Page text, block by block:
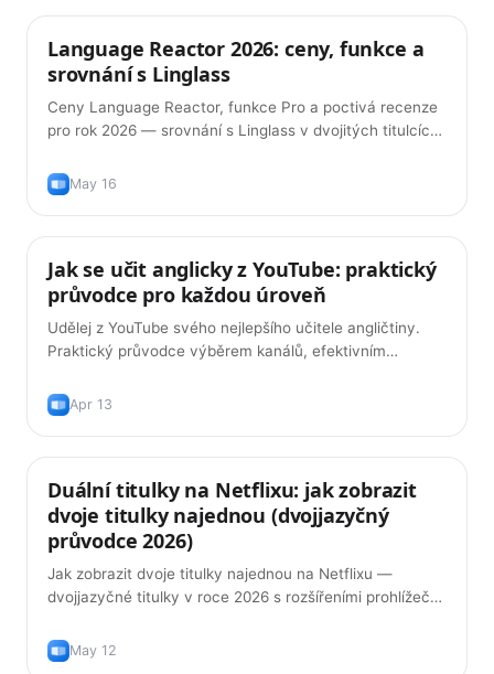
Tipy
Language Reactor 2026: ceny, funkce a
srovnání s Linglass
Ceny Language Reactor, funkce Pro a poctivá recenze
pro rok 2026 — srovnání s Linglass v dvojitých titulcích,
May 16
Tipy
Jak se učit anglicky z YouTube: praktický
průvodce pro každou úroveň
Udělej z YouTube svého nejlepšího učitele angličtiny.
Praktický průvodce výběrem kanálů, efektivním
která tě baví.
Apr 13
Tipy
Duální titulky na Netflixu: jak zobrazit
dvoje titulky najednou (dvojjazyčný
průvodce 2026)
Jak zobrazit dvoje titulky najednou na Netflixu —
dvojjazyčné titulky v roce 2026 s rozšířeními prohlížeče,
jazyk skutečně naučili.
May 12